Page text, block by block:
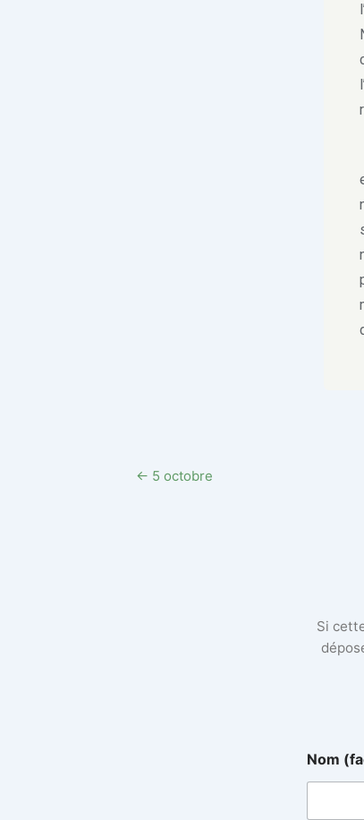
← 5 octobre
Si
Nom